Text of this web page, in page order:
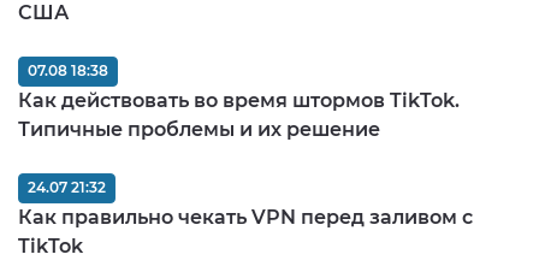
США
Как действовать во время штормов TikTok.
Типичные проблемы и их решение
07.08 18:38
Как правильно чекать VPN перед заливом c
TikTok
24.07 21:32